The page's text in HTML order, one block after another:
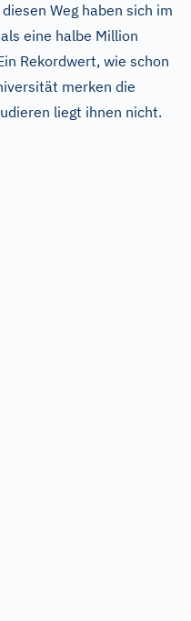
Weg haben sich im
eine halbe Million
Rekordwert, wie schon
merken die
liegt ihnen nicht.